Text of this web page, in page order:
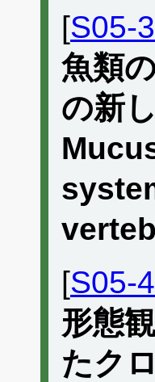
[S05-3
魚類
の新
[S05-4
形態
たク